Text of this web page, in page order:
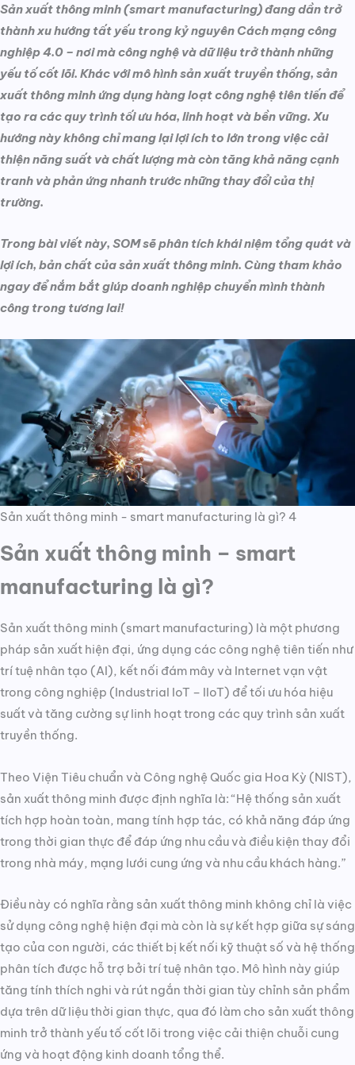
Sản xuất thông minh (smart manufacturing) đang dần trở
thành xu hướng tất yếu trong kỷ nguyên Cách mạng công
nghiệp 4.0 – nơi mà công nghệ và dữ liệu trở thành những
yếu tố cốt lõi. Khác với mô hình sản xuất truyền thống, sản
xuất thông minh ứng dụng hàng loạt công nghệ tiên tiến để
tạo ra các quy trình tối ưu hóa, linh hoạt và bền vững. Xu
hướng này không chỉ mang lại lợi ích to lớn trong việc cải
thiện năng suất và chất lượng mà còn tăng khả năng cạnh
tranh và phản ứng nhanh trước những thay đổi của thị
trường.
Trong bài viết này, SOM sẽ phân tích khái niệm tổng quát và
lợi ích, bản chất của sản xuất thông minh. Cùng tham khảo
ngay để nắm bắt giúp doanh nghiệp chuyển mình thành
công trong tương lai!
Sản xuất thông minh - smart manufacturing là gì? 4
Sản xuất thông minh – smart
manufacturing là gì?
Sản xuất thông minh (smart manufacturing) là một phương
pháp sản xuất hiện đại, ứng dụng các công nghệ tiên tiến như
trí tuệ nhân tạo (AI), kết nối đám mây và Internet vạn vật
trong công nghiệp (Industrial IoT – IIoT) để tối ưu hóa hiệu
suất và tăng cường sự linh hoạt trong các quy trình sản xuất
truyền thống.
Theo Viện Tiêu chuẩn và Công nghệ Quốc gia Hoa Kỳ (NIST),
sản xuất thông minh được định nghĩa là: “Hệ thống sản xuất
tích hợp hoàn toàn, mang tính hợp tác, có khả năng đáp ứng
trong thời gian thực để đáp ứng nhu cầu và điều kiện thay đổi
trong nhà máy, mạng lưới cung ứng và nhu cầu khách hàng.”
Điều này có nghĩa rằng sản xuất thông minh không chỉ là việc
sử dụng công nghệ hiện đại mà còn là sự kết hợp giữa sự sáng
tạo của con người, các thiết bị kết nối kỹ thuật số và hệ thống
phân tích được hỗ trợ bởi trí tuệ nhân tạo. Mô hình này giúp
tăng tính thích nghi và rút ngắn thời gian tùy chỉnh sản phẩm
dựa trên dữ liệu thời gian thực, qua đó làm cho sản xuất thông
minh trở thành yếu tố cốt lõi trong việc cải thiện chuỗi cung
ứng và hoạt động kinh doanh tổng thể.